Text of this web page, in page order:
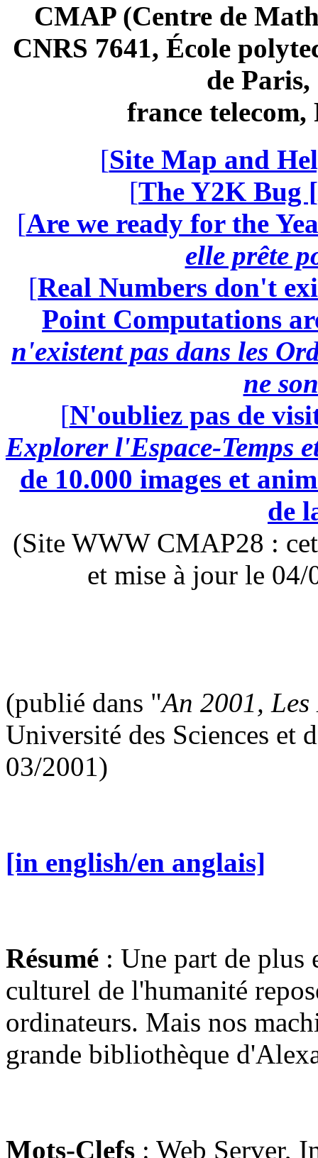
CMAP (Centre de
CNRS 7641, École
de
france telecom,
[Site Map and
[The Y2K Bug [
[Are we ready for the
elle prête
[Real Numbers don't
Point Computations
n'existent pas dans les
ne
[N'oubliez pas de
Explorer l'Espace-Temps
de 10.000 images et
de
(Site WWW CMAP28 :
et mise à jour le
(publié dans "An 2001, Les
Université des Sciences et
03/2001)
[in english/en anglais]
Résumé : Une part de plus
culturel de l'humanité
ordinateurs. Mais nos
grande bibliothèque
Mots-Clefs : Web Server,